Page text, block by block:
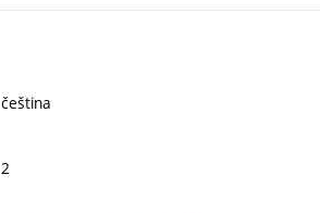
čeština
2